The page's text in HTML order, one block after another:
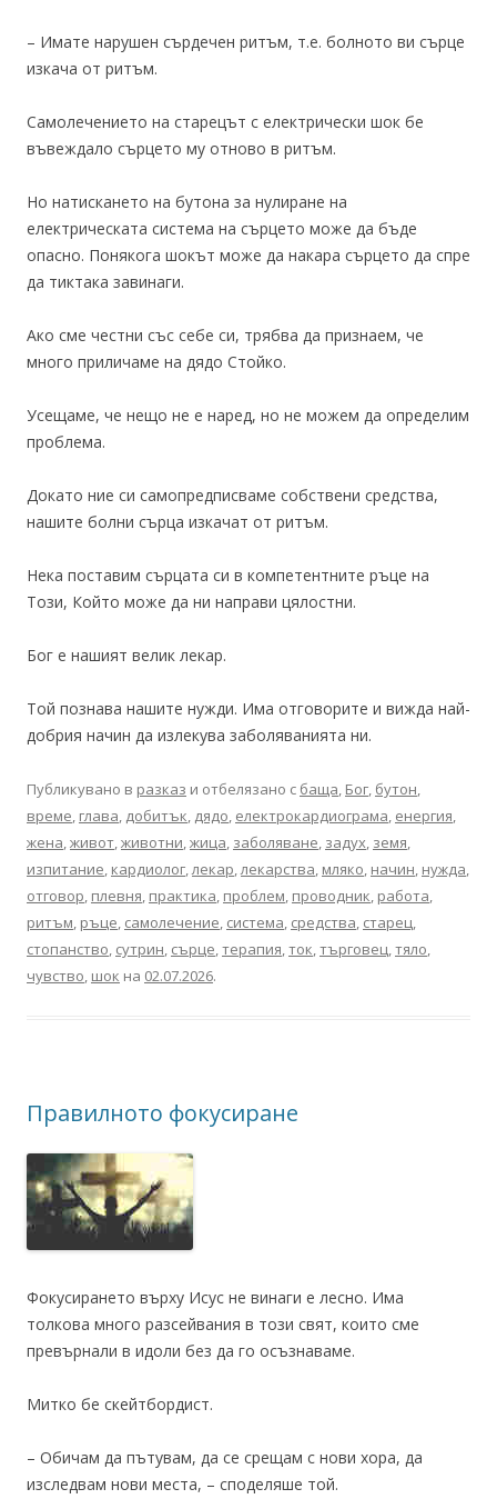
– Имате нарушен сърдечен ритъм, т.е. болното ви сърце
изкача от ритъм.
Самолечението на старецът с електрически шок бе
въвеждало сърцето му отново в ритъм.
Но натискането на бутона за нулиране на
електрическата система на сърцето може да бъде
опасно. Понякога шокът може да накара сърцето да спре
да тиктака завинаги.
Ако сме честни със себе си, трябва да признаем, че
много приличаме на дядо Стойко.
Усещаме, че нещо не е наред, но не можем да определим
проблема.
Докато ние си самопредписваме собствени средства,
нашите болни сърца изкачат от ритъм.
Нека поставим сърцата си в компетентните ръце на
Този, Който може да ни направи цялостни.
Бог е нашият велик лекар.
Той познава нашите нужди. Има отговорите и вижда най-
добрия начин да излекува заболяванията ни.
Публикувано в разказ и отбелязано с баща, Бог, бутон,
време, глава, добитък, дядо, електрокардиограма, енергия,
жена,живот,животни,жица, заболяване, задух, земя,
изпитание, кардиолог,лекар,лекарства, мляко, начин, нужда,
отговор, плевня, практика, проблем, проводник, работа,
ритъм, ръце, самолечение, система, средства, старец,
стопанство, сутрин, сърце,терапия,ток,търговец,тяло,
чувство, шок на 02.07.2026.
Правилното фокусиране
Фокусирането върху Исус не винаги е лесно. Има
толкова много разсейвания в този свят, които сме
превърнали в идоли без да го осъзнаваме.
Митко бе скейтбордист.
– Обичам да пътувам, да се срещам с нови хора, да
изследвам нови места, – споделяше той.